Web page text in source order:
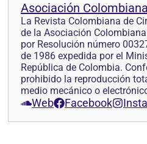
Asociación
La Revista Colombiana de
de la Asociación
por Resolución número
de 1986 expedida por el
República de Colombia.
prohibido la reproducción
medio mecánico o
Web Facebook